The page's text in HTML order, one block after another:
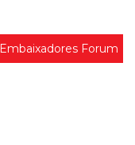
Embaixadores Forum